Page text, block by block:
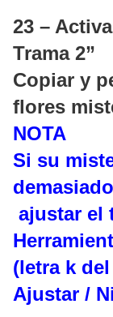
23 –
Trama 2”
Copiar y
flores
NOTA
Si su
ajustar el
(letra k
Ajustar /